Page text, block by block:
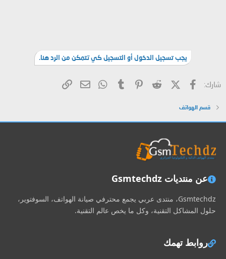
يجب تسجيل الدخول أو التسجيل كي تتمكن من الرد هنا.
شارك: فيسبوكX (Twitter)
Reddit
Pinterest
Tumblr
WhatsAppالبريد الإلكتروني
الرابط
قسم الهواتف
عن منتديات Gsmtechdz
Gsmtechdz، منتدى عربي يجمع محترفي صيانة الهواتف، السوفتوير،
حلول المشاكل التقنية، وكل ما يخص عالم التقنية.
روابط تهمك